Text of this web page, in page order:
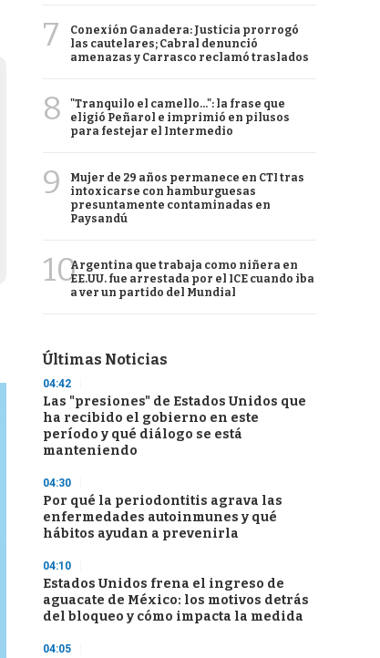
7
Conexión Ganadera: Justicia prorrogó
las cautelares; Cabral denunció
amenazas y Carrasco reclamó traslados
8
"Tranquilo el camello...": la frase que
eligió Peñarol e imprimió en pilusos
para festejar el Intermedio
9
Mujer de 29 años permanece en CTI tras
intoxicarse con hamburguesas
presuntamente contaminadas en
Paysandú
10Argentina que trabaja como niñera en
EE.UU. fue arrestada por el ICE cuando iba
a ver un partido del Mundial
Últimas Noticias
04:42
Las "presiones" de Estados Unidos que
ha recibido el gobierno en este
período y qué diálogo se está
manteniendo
04:30
Por qué la periodontitis agrava las
enfermedades autoinmunes y qué
hábitos ayudan a prevenirla
04:10
Estados Unidos frena el ingreso de
aguacate de México: los motivos detrás
del bloqueo y cómo impacta la medida
04:05